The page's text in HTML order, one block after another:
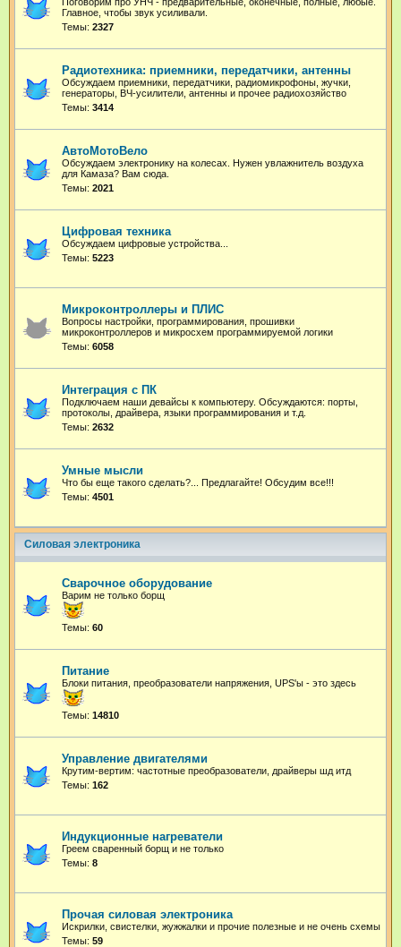
Главное, чтобы звук усиливали.
Темы: 2327
Радиотехника: приемники, передатчики, антенны
Обсуждаем приемники, передатчики, радиомикрофоны, жучки,
генераторы, ВЧ-усилители, антенны и прочее радиохозяйство
Темы: 3414
АвтоМотоВело
Обсуждаем электронику на колесах. Нужен увлажнитель воздуха
для Камаза? Вам сюда.
Темы: 2021
Цифровая техника
Обсуждаем цифровые устройства...
Темы: 5223
Микроконтроллеры и ПЛИС
Вопросы настройки, программирования, прошивки
микроконтроллеров и микросхем программируемой логики
Темы: 6058
Интеграция с ПК
Подключаем наши девайсы к компьютеру. Обсуждаются: порты,
протоколы, драйвера, языки программирования и т.д.
Темы: 2632
Умные мысли
Что бы еще такого сделать?... Предлагайте! Обсудим все!!!
Темы: 4501
Силовая электроника
Сварочное оборудование
Варим не только борщ
Темы: 60
Питание
Блоки питания, преобразователи напряжения, UPS'ы - это здесь
Темы: 14810
Управление двигателями
Крутим-вертим: частотные преобразователи, драйверы шд итд
Темы: 162
Индукционные нагреватели
Греем сваренный борщ и не только
Темы: 8
Прочая силовая электроника
Искрилки, свистелки, жужжалки и прочие полезные и не очень схемы
Темы: 59